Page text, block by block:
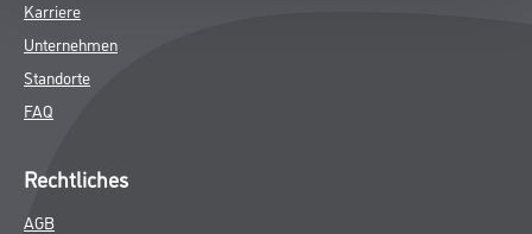
Karriere
Unternehmen
Standorte
FAQ
Rechtliches
AGB